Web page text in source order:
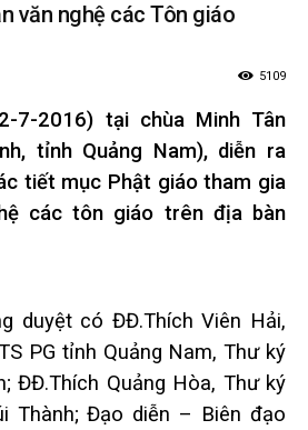
văn nghệ các Tôn giáo
5109
7-2016) tại chùa Minh Tân
tỉnh Quảng Nam), diễn ra
tiết mục Phật giáo tham gia
các tôn giáo trên địa bàn
duyệt có ĐĐ.Thích Viên Hải,
PG tỉnh Quảng Nam, Thư ký
ĐĐ.Thích Quảng Hòa, Thư ký
Thành; Đạo diễn – Biên đạo